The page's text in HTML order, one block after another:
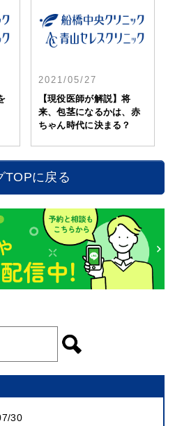
2021/05/27
【現役医師が解説】将
来、包茎になるかは、赤
ちゃん時代に決まる？
TOPに戻る
30